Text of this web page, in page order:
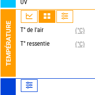
UV
TEMPÉRATURE T° de l'air
(°C)
T° ressentie
(°C)